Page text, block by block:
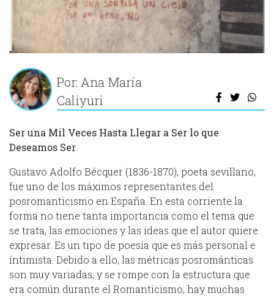
Por: Ana María
Caliyuri
Ser una Mil Veces Hasta Llegar a Ser lo que
Deseamos Ser
Gustavo Adolfo Bécquer (1836-1870), poeta sevillano,
fue uno de los máximos representantes del
posromanticismo en España. En esta corriente la
forma no tiene tanta importancia como el tema que
se trata, las emociones y las ideas que el autor quiere
expresar. Es un tipo de poesía que es más personal e
íntimista. Debido a ello, las métricas posrománticas
son muy variadas, y se rompe con la estructura que
era común durante el Romanticismo; hay muchas